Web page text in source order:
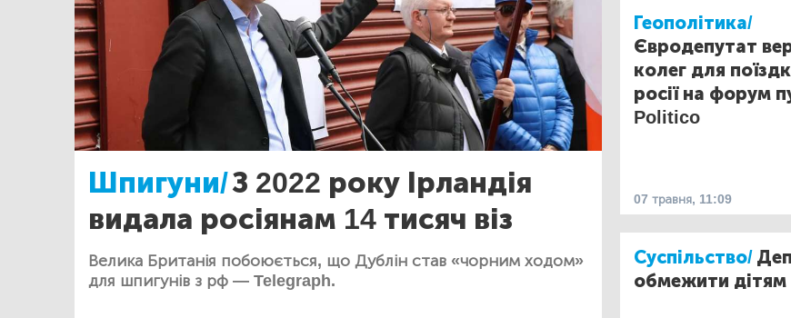
Шпигуни/З 2022 року Ірландія
видала росіянам 14 тисяч віз
Велика Британія побоюється, що Дублін став «чорним ходом»
для шпигунів з рф — Telegraph.
Геополітика/
Євродепутат
колег для
росії на форум
Politico
07 травня, 11:09
Суспільство/
обмежити